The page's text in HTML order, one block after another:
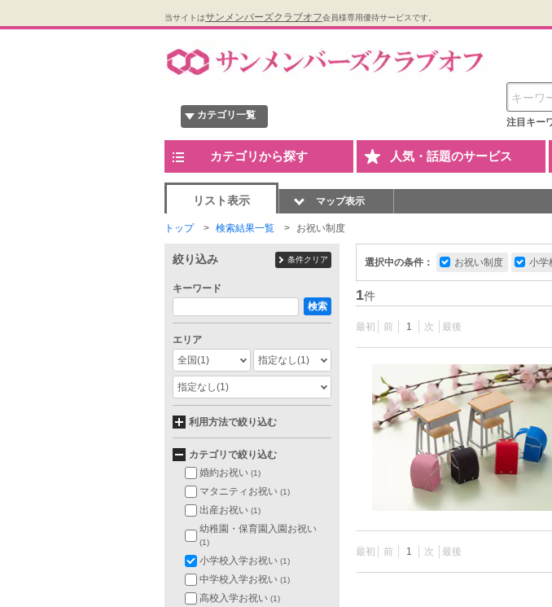
当サイトはサンメンバーズクラブオフ会員様専用優待サービスです。
カテゴリ一覧
注目キー
カテゴリから探す 人気・話題のサービス
リスト表示 マップ表示
トップ 検索結果一覧 お祝い制度
選択中の条件： お祝い制度 小学
1件
最初 前 1 次 最後
最初 前 1 次 最後
絞り込み 条件クリア
キーワード
検索
エリア
全国(1) 指定なし(1)
指定なし(1)
利用方法で絞り込む
カテゴリで絞り込む
婚約お祝い (1)
マタニティお祝い (1)
出産お祝い (1)
幼稚園・保育園入園お祝い
(1)
小学校入学お祝い (1)
中学校入学お祝い (1)
高校入学お祝い (1)